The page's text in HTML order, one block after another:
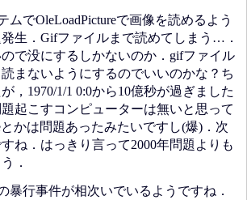
ムでOleLoadPictureで画像を読めるよう
生．Gifファイルまで読めてしまう…．
で没にするしかないのか．gifファイル
まないようにするのでいいのかな？ち
，1970/1/1 0:0から10億秒が過ぎました
起こすコンピューターは無いと思って
かは問題あったみたいですし(爆)．次
ね．はっきり言って2000年問題よりも
．
暴行事件が相次いでいるようですね．